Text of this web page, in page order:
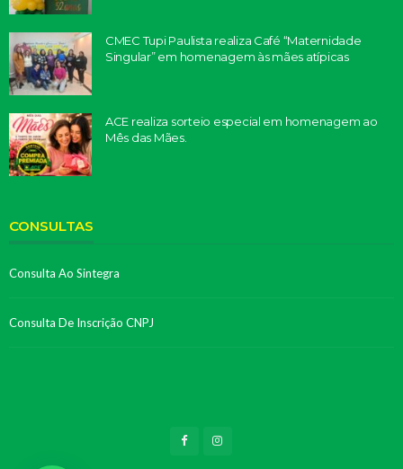
CMEC Tupi Paulista realiza Café “Maternidade
Singular” em homenagem às mães atípicas
ACE realiza sorteio especial em homenagem ao
Mês das Mães.
CONSULTAS
Consulta Ao Sintegra
Consulta De Inscrição CNPJ